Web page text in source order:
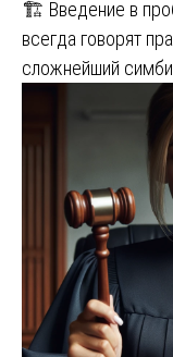
🏗️ Введение в
всегда говорят
сложнейший